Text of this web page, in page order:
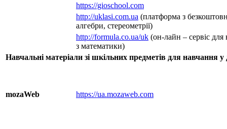
https://gioschool.com
http://uklasi.com.ua (платформа з
алгебри, стереометрії)
http://formula.co.ua/uk (он-лайн – сервіс для
з математики)
Навчальні матеріали зі шкільних предметів для навчання
mozaWeb https://ua.mozaweb.com